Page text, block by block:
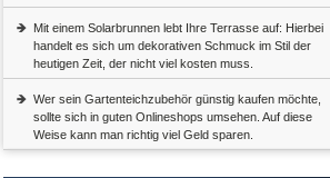
Mit einem Solarbrunnen lebt Ihre Terrasse auf: Hierbei
handelt es sich um dekorativen Schmuck im Stil der
heutigen Zeit, der nicht viel kosten muss.
Wer sein Gartenteichzubehör günstig kaufen möchte,
sollte sich in guten Onlineshops umsehen. Auf diese
Weise kann man richtig viel Geld sparen.